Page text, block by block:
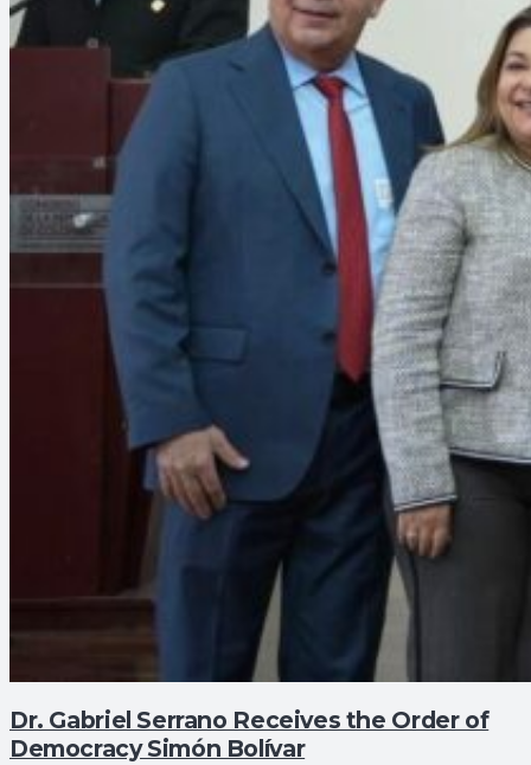
Dr. Gabriel Serrano Receives the Order of
Democracy Simón Bolívar